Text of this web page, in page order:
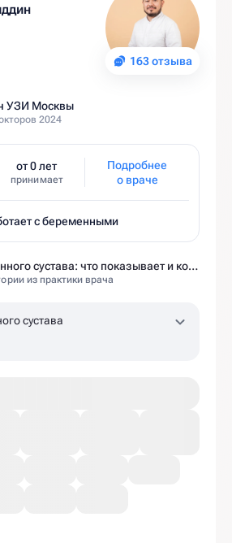
163 отзыва
УЗИ Москвы
2024
от 0 лет
принимает
Подробнее
о враче
с беременными
УЗИ коленного сустава: что показывает и когда назначают
из практики врача
сустава